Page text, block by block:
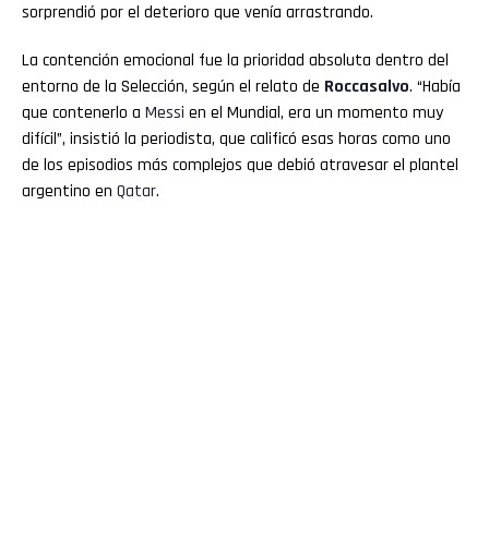
sorprendió por el deterioro que venía arrastrando.
La contención emocional fue la prioridad absoluta dentro del
entorno de la Selección, según el relato de Roccasalvo. “Había
que contenerlo a Messi en el Mundial, era un momento muy
difícil”, insistió la periodista, que calificó esas horas como uno
de los episodios más complejos que debió atravesar el plantel
argentino en Qatar.